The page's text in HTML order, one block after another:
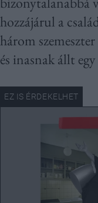
hozzájárul a
három
és inasnak állt